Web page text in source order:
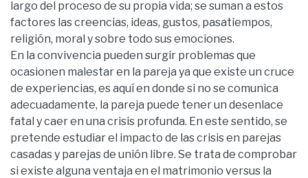
largo del proceso de su propia vida; se suman a estos
factores las creencias, ideas, gustos, pasatiempos,
religión, moral y sobre todo sus emociones.
En la convivencia pueden surgir problemas que
ocasionen malestar en la pareja ya que existe un cruce
de experiencias, es aquí en donde si no se comunica
adecuadamente, la pareja puede tener un desenlace
fatal y caer en una crisis profunda. En este sentido, se
pretende estudiar el impacto de las crisis en parejas
casadas y parejas de unión libre. Se trata de comprobar
si existe alguna ventaja en el matrimonio versus la